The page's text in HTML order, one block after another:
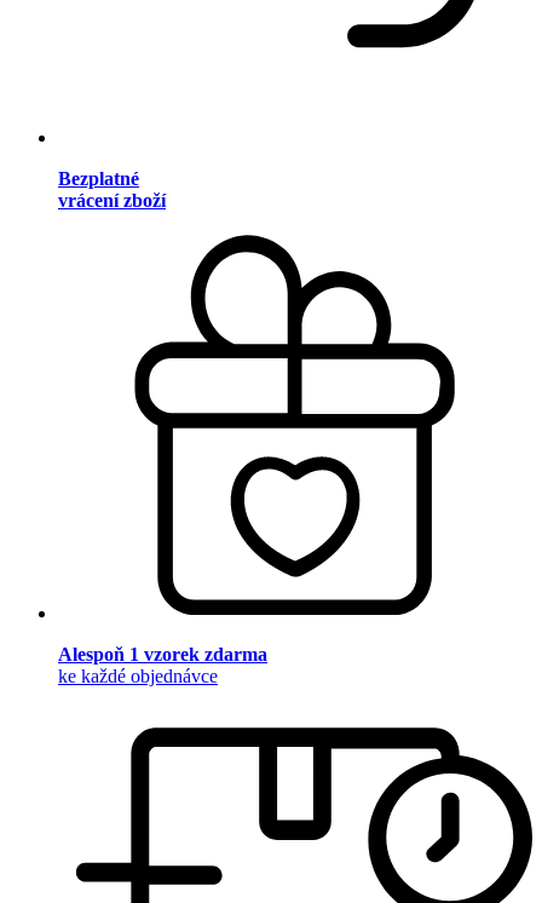
Bezplatné
vrácení zboží
Alespoň 1 vzorek zdarma
ke každé objednávce